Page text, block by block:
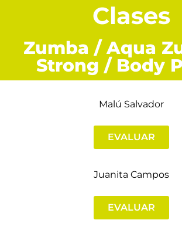
Clases
Zumba / Aqua
Strong / Body
Malú Salvador
EVALUAR
Juanita Campos
EVALUAR